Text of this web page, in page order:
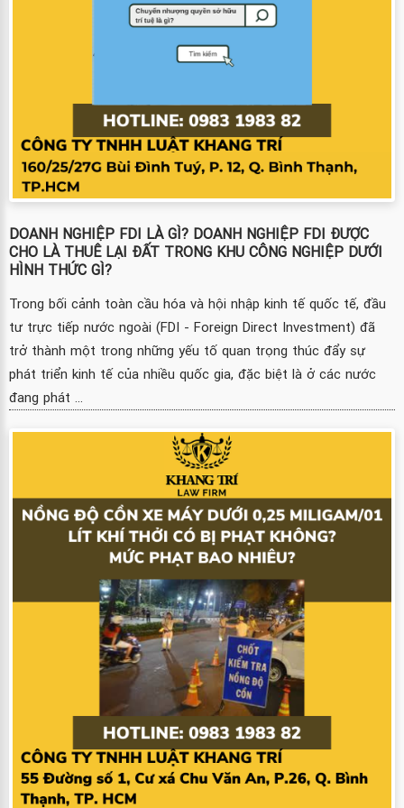
DOANH NGHIỆP FDI LÀ GÌ? DOANH NGHIỆP FDI ĐƯỢC
CHO LÀ THUÊ LẠI ĐẤT TRONG KHU CÔNG NGHIỆP DƯỚI
HÌNH THỨC GÌ?
Trong bối cảnh toàn cầu hóa và hội nhập kinh tế quốc tế, đầu
tư trực tiếp nước ngoài (FDI - Foreign Direct Investment) đã
trở thành một trong những yếu tố quan trọng thúc đẩy sự
phát triển kinh tế của nhiều quốc gia, đặc biệt là ở các nước
đang phát ...